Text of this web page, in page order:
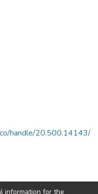
handle/20.500.14143/
information for the